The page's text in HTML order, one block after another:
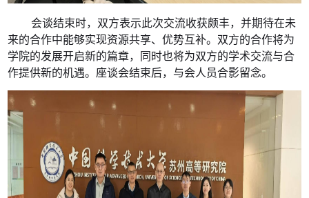
会谈结束时，双方表示此次交流收获颇丰，并期待在未
来的合作中能够实现资源共享、优势互补。双方的合作将为
学院的发展开启新的篇章，同时也将为双方的学术交流与合
作提供新的机遇。座谈会结束后，与会人员合影留念。